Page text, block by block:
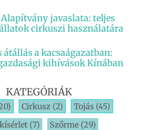
javaslata: teljes
cirkuszi használatára
átállás a kacsaágazatban:
kihívások Kínában
KATEGÓRIÁK
Cirkusz (2) Tojás (45)
(7) Szőrme (29)